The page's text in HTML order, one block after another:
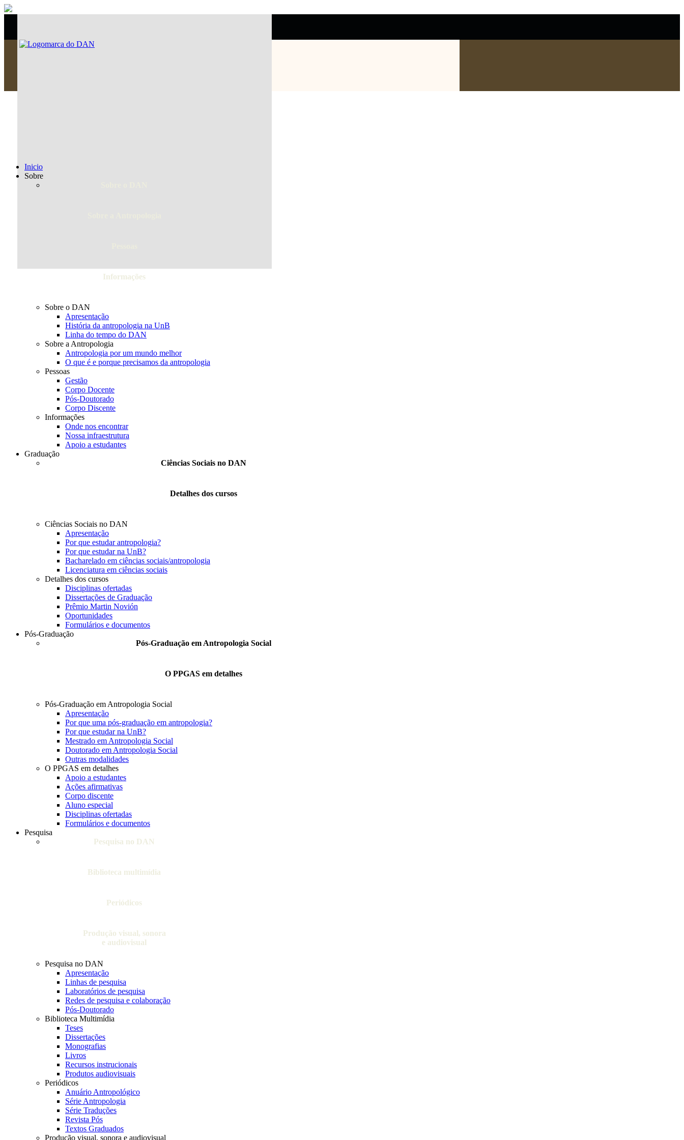
Inicio
Sobre
Informações
Sobre o DAN
Apresentação
História da antropologia na UnB
Linha do tempo do DAN
Sobre a Antropologia
Antropologia por um mundo melhor
O que é e porque precisamos da antropologia
Pessoas
Gestão
Corpo Docente
Pós-Doutorado
Corpo Discente
Informações
Onde nos encontrar
Nossa infraestrutura
Apoio a estudantes
Graduação
Ciências Sociais no DAN
Detalhes dos cursos
Ciências Sociais no DAN
Apresentação
Por que estudar antropologia?
Por que estudar na UnB?
Bacharelado em ciências sociais/antropologia
Licenciatura em ciências sociais
Detalhes dos cursos
Disciplinas ofertadas
Dissertações de Graduação
Prêmio Martin Novión
Oportunidades
Formulários e documentos
Pós-Graduação
Pós-Graduação em Antropologia Social
O PPGAS em detalhes
Pós-Graduação em Antropologia Social
Apresentação
Por que uma pós-graduação em antropologia?
Por que estudar na UnB?
Mestrado em Antropologia Social
Doutorado em Antropologia Social
Outras modalidades
O PPGAS em detalhes
Apoio a estudantes
Ações afirmativas
Corpo discente
Aluno especial
Disciplinas ofertadas
Formulários e documentos
Pesquisa
Pesquisa no DAN
Biblioteca multimídia
Periódicos
Produção visual, sonora
e audiovisual
Pesquisa no DAN
Apresentação
Linhas de pesquisa
Laboratórios de pesquisa
Redes de pesquisa e colaboração
Pós-Doutorado
Biblioteca Multimídia
Teses
Dissertações
Monografias
Livros
Recursos instrucionais
Produtos audiovisuais
Periódicos
Anuário Antropológico
Série Antropologia
Série Traduções
Revista Pós
Textos Graduados
Produção visual, sonora e audiovisual